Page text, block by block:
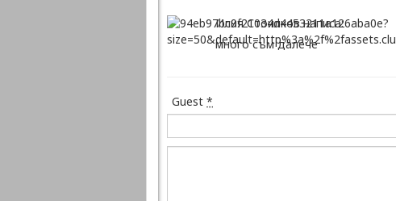
Илия Стоилков написа:
много съм далече
Guest *